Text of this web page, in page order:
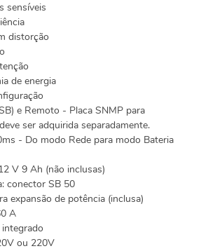
sensíveis
distorção
de energia
e Remoto - Placa SNMP para
ser adquirida separadamente.
- Do modo Rede para modo Bateria
V 9 Ah (não inclusas)
conector SB 50
expansão de potência (inclusa)
A
ou 220V